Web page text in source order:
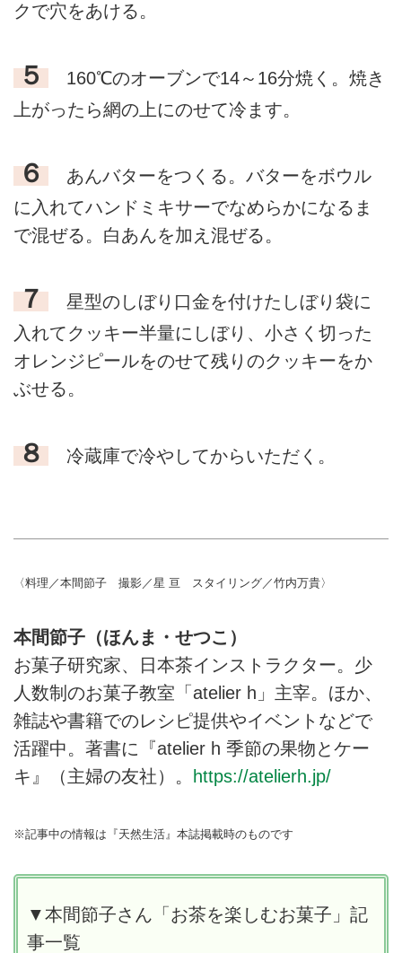
クで穴をあける。
５
160℃のオーブンで14～16分焼く。焼き
上がったら網の上にのせて冷ます。
６
あんバターをつくる。バターをボウル
に入れてハンドミキサーでなめらかになるま
で混ぜる。白あんを加え混ぜる。
７
星型のしぼり口金を付けたしぼり袋に
入れてクッキー半量にしぼり、小さく切った
オレンジピールをのせて残りのクッキーをか
ぶせる。
８ 冷蔵庫で冷やしてからいただく。
〈料理／本間節子 撮影／星 亘 スタイリング／竹内万貴〉
本間節子（ほんま・せつこ）
お菓子研究家、日本茶インストラクター。少
人数制のお菓子教室「atelier h」主宰。ほか、
雑誌や書籍でのレシピ提供やイベントなどで
活躍中。著書に『atelier h 季節の果物とケー
キ』（主婦の友社）。 https://atelierh.jp/
※記事中の情報は『天然生活』本誌掲載時のものです
▼本間節子さん「お茶を楽しむお菓子」記
事一覧